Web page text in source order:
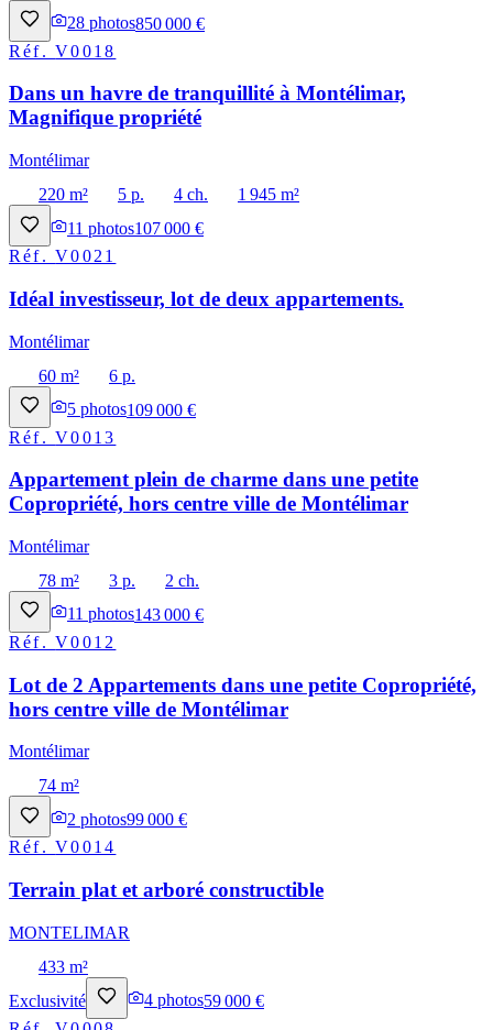
28 photos850 000 €
Réf.V0018
Dans un havre de tranquillité à Montélimar,
Magnifique propriété
Montélimar
220 m²
5 p. 4 ch.
1 945 m²
11 photos107 000 €
Réf.V0021
Idéal investisseur, lot de deux appartements.
Montélimar
60 m²
6 p.
5 photos109 000 €
Réf.V0013
Appartement plein de charme dans une petite
Copropriété, hors centre ville de Montélimar
Montélimar
78 m²
3 p.
2 ch.
11 photos143 000 €
Réf.V0012
Lot de 2 Appartements dans une petite Copropriété,
hors centre ville de Montélimar
Montélimar
74 m²
2 photos99 000 €
Réf.V0014
Terrain plat et arboré constructible
MONTELIMAR
433 m²
Exclusivité
4 photos59 000 €